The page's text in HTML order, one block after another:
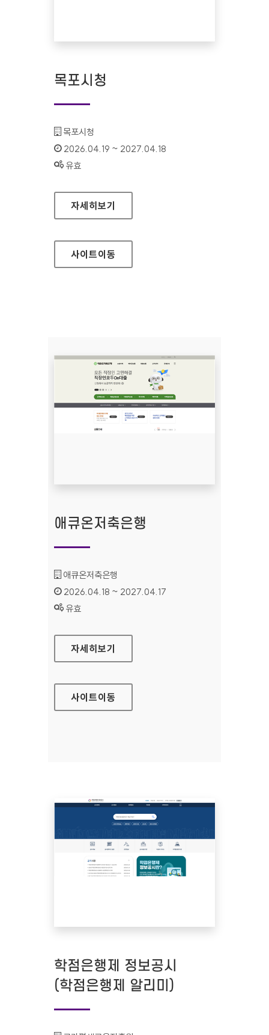
목포시청
기관명 :
목포시청
인증기간 :
2026.04.19 ~ 2027.04.18
상태 :
유효
목포시청
자세히보기
사이트이동
애큐온저축은행
기관명 :
애큐온저축은행
인증기간 :
2026.04.18 ~ 2027.04.17
상태 :
유효
애큐온저축은행
자세히보기
사이트이동
학점은행제 정보공시
(학점은행제 알리미)